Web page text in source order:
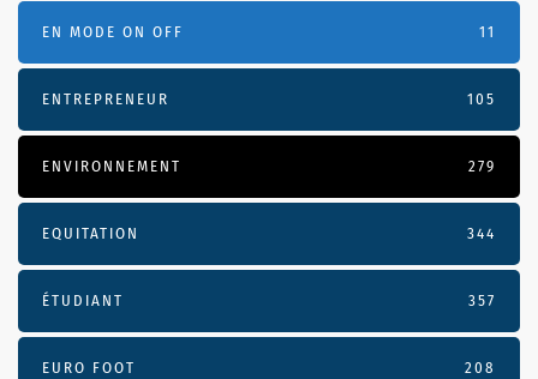
EN MODE ON OFF 11
ENTREPRENEUR 105
ENVIRONNEMENT 279
EQUITATION 344
ÉTUDIANT 357
EURO FOOT 208